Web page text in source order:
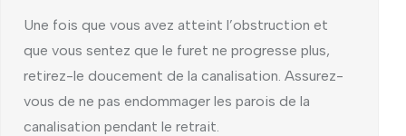
Une fois que vous avez atteint l’obstruction et
que vous sentez que le furet ne progresse plus,
retirez-le doucement de la canalisation. Assurez-
vous de ne pas endommager les parois de la
canalisation pendant le retrait.